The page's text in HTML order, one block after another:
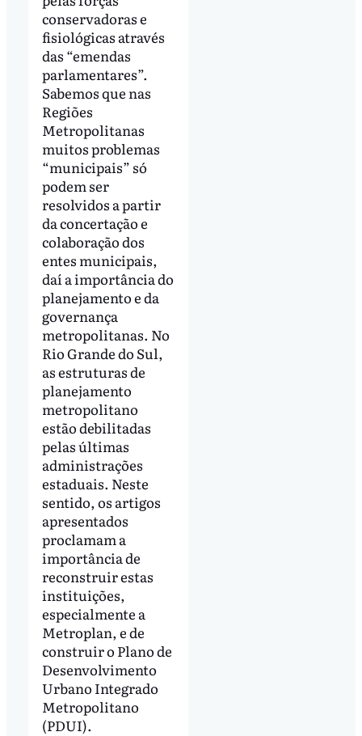
conservadoras e
fisiológicas através
das “emendas
parlamentares”.
Sabemos que nas
Regiões
Metropolitanas
muitos problemas
“municipais” só
podem ser
resolvidos a partir
da concertação e
colaboração dos
entes municipais,
daí a importância do
planejamento e da
governança
metropolitanas. No
Rio Grande do Sul,
as estruturas de
planejamento
metropolitano
estão debilitadas
pelas últimas
administrações
estaduais. Neste
sentido, os artigos
apresentados
proclamam a
importância de
reconstruir estas
instituições,
especialmente a
Metroplan, e de
construir o Plano de
Desenvolvimento
Urbano Integrado
Metropolitano
(PDUI).